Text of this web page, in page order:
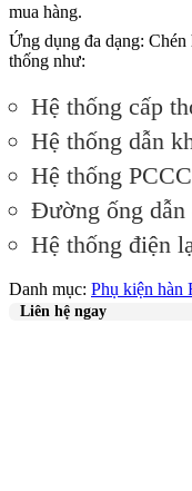
mua hàng.
Ứng dụng đa dạng: Chén
thống như:
Hệ thống cấp
Hệ thống dẫn
Hệ thống PCCC
Đường ống dẫn
Hệ thống điện
Danh mục: Phụ kiện hàn
Liên hệ ngay